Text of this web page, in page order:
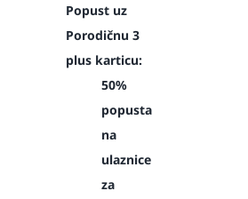
Popust uz
Porodičnu 3
plus karticu:
50%
popusta
na
ulaznice
za